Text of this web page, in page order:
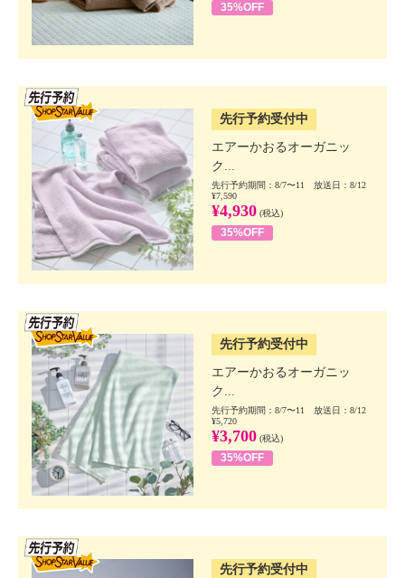
35%OFF
先行予約受付中
エアーかおるオーガニッ
ク...
先行予約期間：8/7〜11 放送日：8/12
¥7,590
¥4,930 (税込)
35%OFF
先行予約受付中
エアーかおるオーガニッ
ク...
先行予約期間：8/7〜11 放送日：8/12
¥5,720
¥3,700 (税込)
35%OFF
先行予約受付中